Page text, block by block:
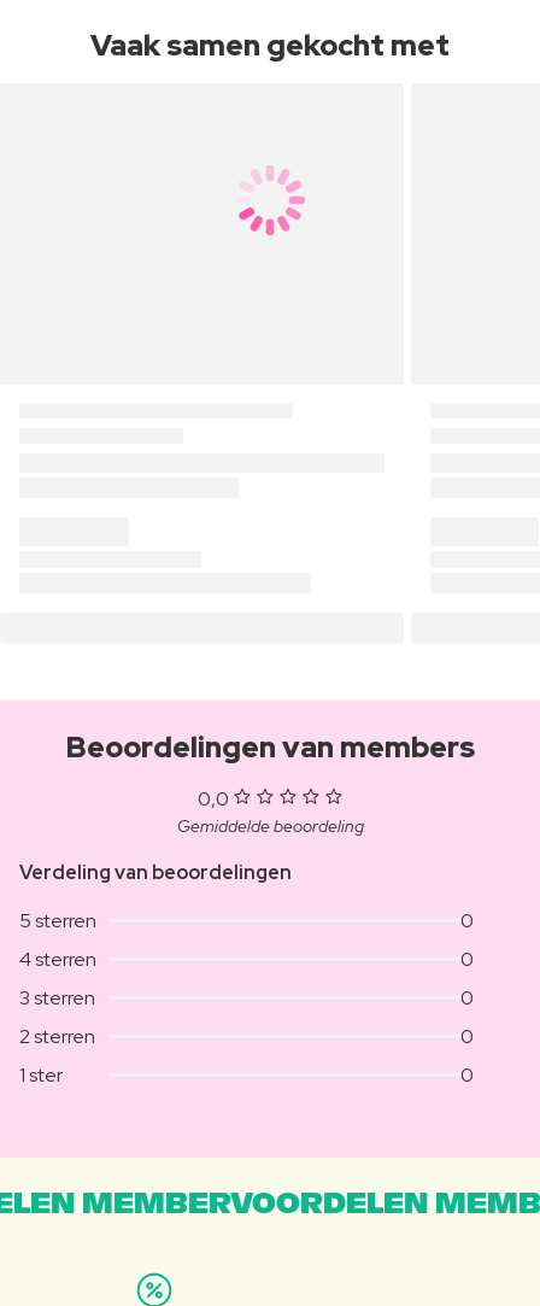
Vaak samen gekocht met
Beoordelingen van members
0,0
Gemiddelde beoordeling
Verdeling van beoordelingen
5 sterren
0
4 sterren
0
3 sterren
0
2 sterren
0
1 ster
0
MEMBERVOORDELEN